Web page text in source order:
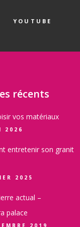
YOUTUBE
récents
vos matériaux
2026
entretenir son granit
2025
actual –
palace
2019